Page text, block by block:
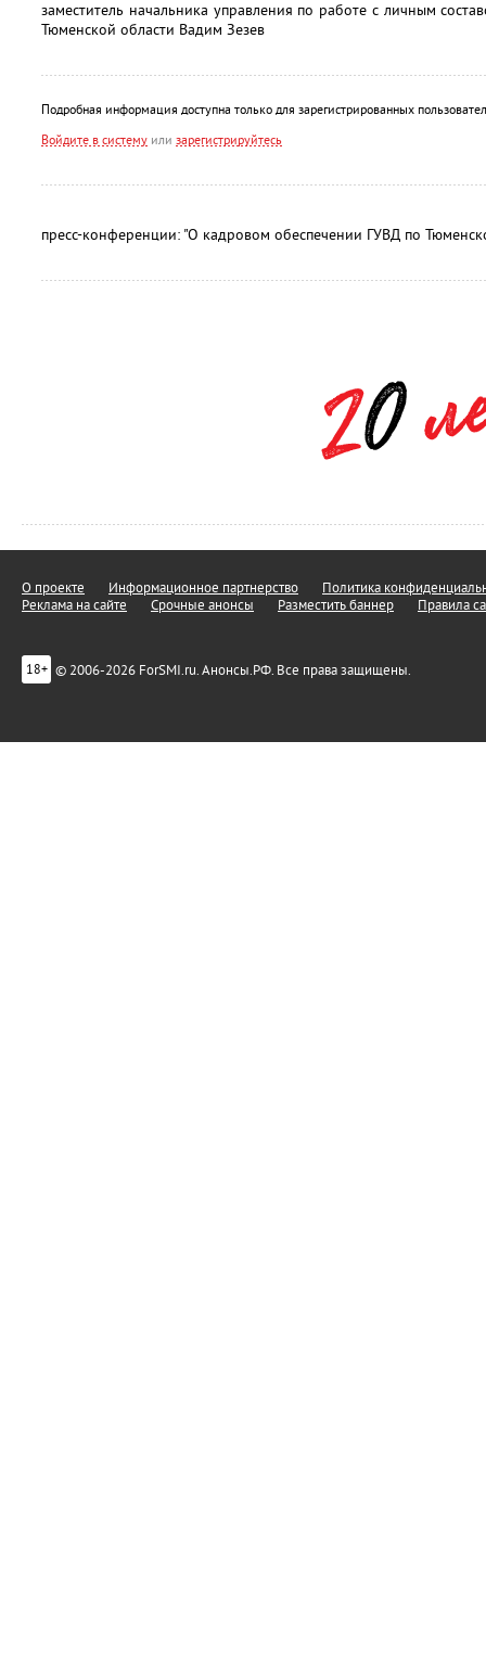
заместитель начальника управления по работе с личным
Тюменской области Вадим Зезев
Подробная информация доступна только для зарегистрированных
Войдите в систему или зарегистрируйтесь
пресс-конференции: "О кадровом обеспечении ГУВД по
О проекте Информационное партнерство
Политика
Реклама на сайте
Срочные анонсы Разместить баннер Правила
18+ © 2006-2026 ForSMI.ru. Анонсы.РФ. Все права защищены.